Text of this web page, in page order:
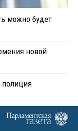
можно будет
новой
полиция